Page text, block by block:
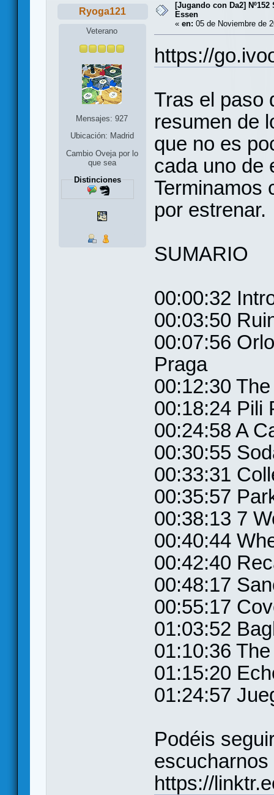
Ryoga121
Veterano
Mensajes: 927
Ubicación: Madrid
Cambio Oveja por lo
que sea
Distinciones
[Jugando con Da2]
Essen
« en: 05 de Noviembre de
https://
Tras el paso
resumen de
que no es
cada uno de
Terminamos
por estrenar.
SUMARIO
00:00:32
00:03:50
00:07:56
Praga
00:12:30
00:18:24 Pili
00:24:58 A
00:30:55
00:33:31
00:35:57
00:38:13 7
00:40:44
00:42:40
00:48:17
00:55:17
01:03:52
01:10:36
01:15:20
01:24:57
Podéis
https://